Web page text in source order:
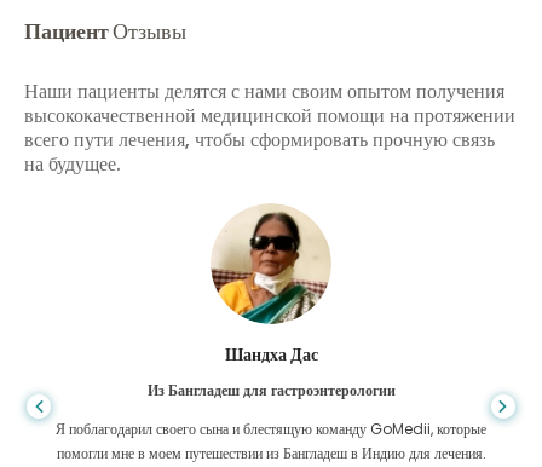
ПациентОтзывы
Наши пациенты делятся с нами своим опытом получения
высококачественной медицинской помощи на протяжении
всего пути лечения, чтобы сформировать прочную связь
на будущее.
Шандха Дас
Из Бангладеш для гастроэнтерологии
Я поблагодарил своего сына и блестящую команду GoMedii, которые
помогли мне в моем путешествии из Бангладеш в Индию для лечения.